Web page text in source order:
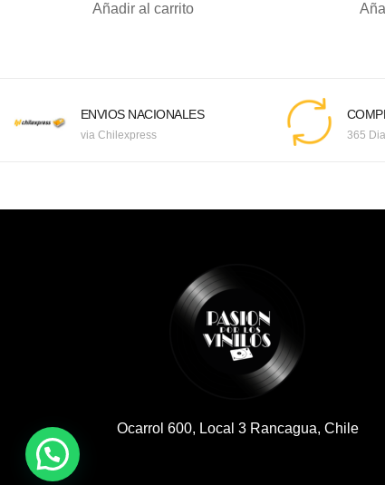
Añadir al carrito
ENVIOS NACIONALES
via Chilexpress 365
Ocarrol 600, Local 3 Rancagua, Chile